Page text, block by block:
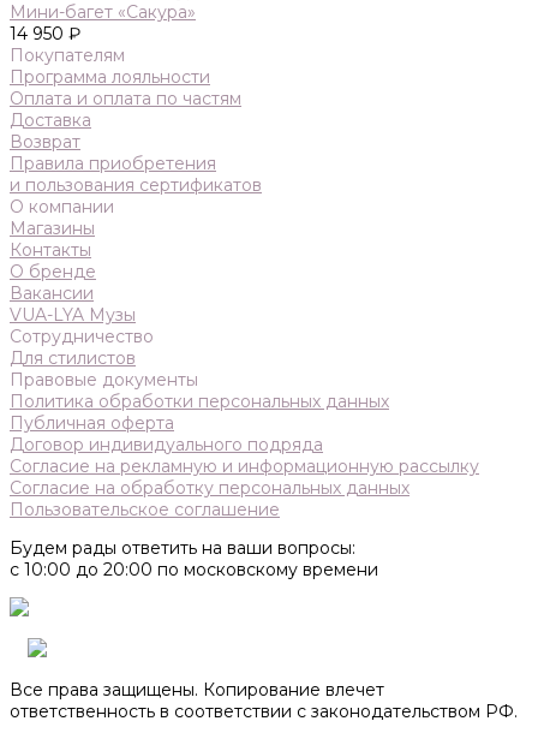
Мини-багет «Сакура»
14 950 ₽
Покупателям
Программа лояльности
Оплата и оплата по частям
Доставка
Возврат
Правила приобретения
и пользования сертификатов
О компании
Магазины
Контакты
О бренде
Вакансии
VUA-LYA Музы
Сотрудничество
Для стилистов
Правовые документы
Политика обработки персональных данных
Публичная оферта
Договор индивидуального подряда
Согласие на рекламную и информационную рассылку
Согласие на обработку персональных данных
Пользовательское соглашение
Будем рады ответить на ваши вопросы:
с 10:00 до 20:00 по московскому времени
Все права защищены. Копирование влечет
ответственность в соответствии с законодательством РФ.